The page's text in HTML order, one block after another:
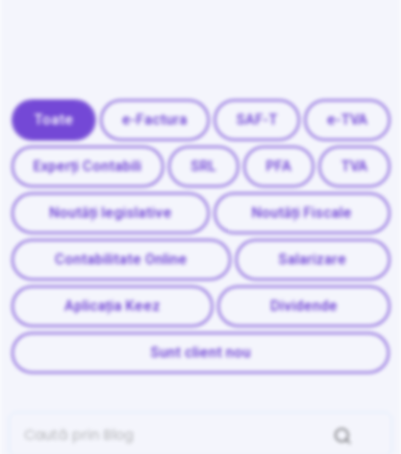
Toate e-Factura SAF-T e-TVA
Experți Contabili SRL PFA TVA
Noutăți legislative Noutăți Fiscale
Contabilitate Online Salarizare
Aplicația Keez Dividende
Sunt client nou